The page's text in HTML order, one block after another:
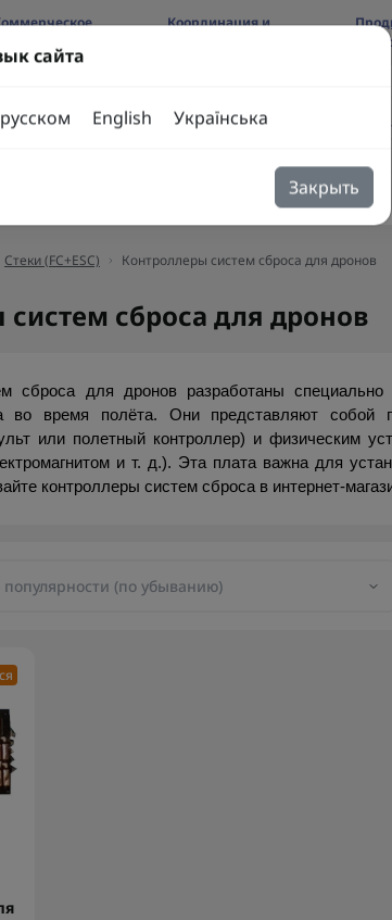
Координация и
Стеки (FC+ESC) Контроллеры систем сброса для дронов
сайта
English Українська
Закрыть
сброса для дронов
сброса для дронов разработаны специально
во время полёта. Они представляют собой
или полетный контроллер) и физическим
и т. д.). Эта плата важна для
контроллеры систем сброса в интернет-